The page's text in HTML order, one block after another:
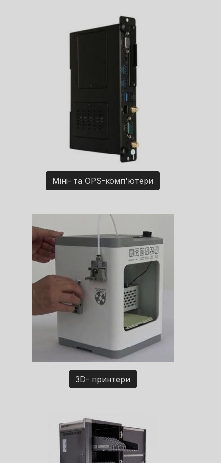
Міні- та OPS-комп'ютери
3D- принтери